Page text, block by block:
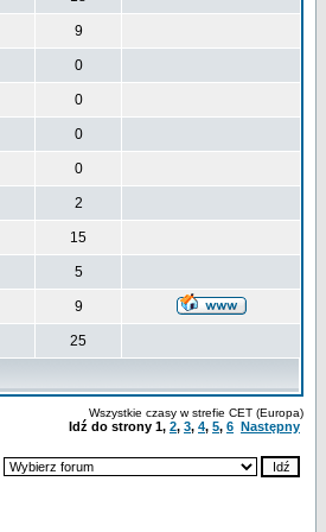
9
0
0
0
0
2
15
5
9
25
Wszystkie czasy w strefie CET (Europa)
Idź do strony 1, 2, 3, 4, 5, 6 Następny